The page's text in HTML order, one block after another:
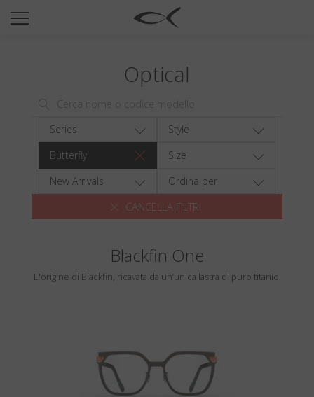
SUN
TITANIUM
NEWSROOM
Search
Optical
Series
Style
Butterfly
Size
New Arrivals
Ordina per
CANCELLA FILTRI
Blackfin One
L'origine di Blackfin, ricavata da un’unica lastra di puro titanio.